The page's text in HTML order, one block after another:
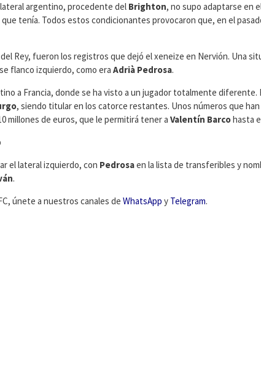
lateral argentino, procedente del Brighton, no supo adaptarse en
que tenía. Todos estos condicionantes provocaron que, en el
Rey, fueron los registros que dejó el xeneize en Nervión. Una
flanco izquierdo, como era Adrià Pedrosa.
a Francia, donde se ha visto a un jugador totalmente diferente.
, siendo titular en los catorce restantes. Unos números que
millones de euros, que le permitirá tener a Valentín Barcohasta
el lateral izquierdo, con Pedrosaen la lista de transferibles y
.
únete a nuestros canales de WhatsApp y Telegram.